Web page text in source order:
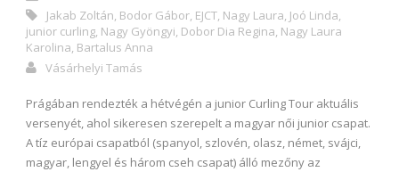
Jakab Zoltán, Bodor Gábor, EJCT, Nagy Laura, Joó Linda,
junior curling, Nagy Gyöngyi, Dobor Dia Regina, Nagy Laura
Karolina, Bartalus Anna
Vásárhelyi Tamás
Prágában rendezték a hétvégén a junior Curling Tour aktuális
versenyét, ahol sikeresen szerepelt a magyar női junior csapat.
A tíz európai csapatból (spanyol, szlovén, olasz, német, svájci,
magyar, lengyel és három cseh csapat) álló mezőny az